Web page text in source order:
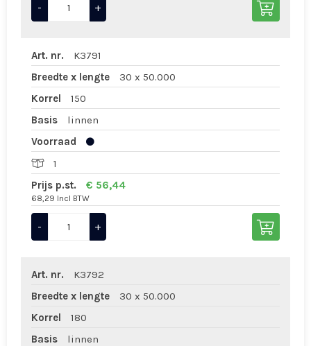
- +
Art. nr.
K3791
Breedte x lengte
30 x 50.000
Korrel
150
Basis
linnen
Voorraad
1
Prijs p.st.
€ 56,44
68,29 Incl BTW
- +
Art. nr.
K3792
Breedte x lengte
30 x 50.000
Korrel
180
Basis
linnen